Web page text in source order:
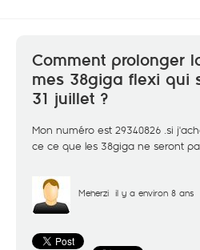
Comment prolonger
mes 38giga flexi qui
31 juillet ?
Mon numéro est 29340826 .si
ce ce que les 38giga ne seront
Meherzi il y a environ 8 ans